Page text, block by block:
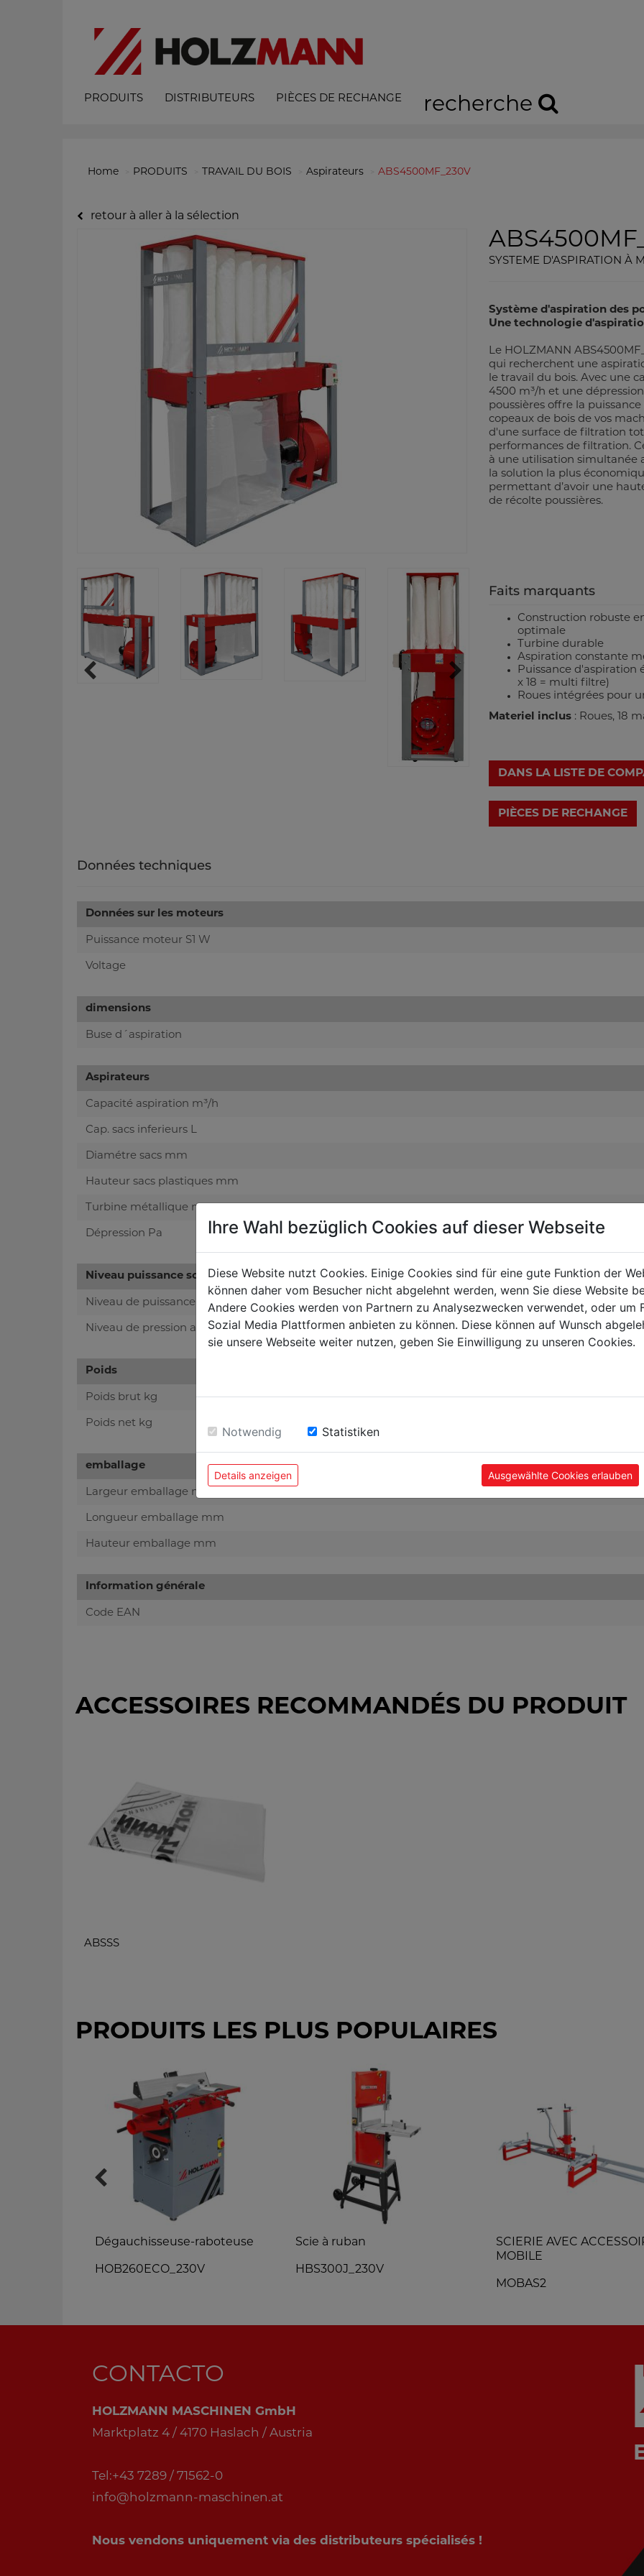
PRODUITS DISTRIBUTEURS PIÈCES DE RECHANGE recherche
Home PRODUITS TRAVAIL DU BOIS Aspirateurs ABS4500MF_230V
retour à aller à la sélection
SYSTEME D'ASPIRATION À
Système d'aspiration des
Une technologie
Le HOLZMANN
qui recherchent une
le travail du bois. Avec une
4500 m³/h et une
poussières offre la
copeaux de bois de vos
d'une surface de filtration
performances de filtration.
à une utilisation simultanée
la solution la plus
permettant d’avoir une
de récolte poussières.
Faits marquants
Construction robuste
optimale
Turbine durable
Aspiration constante
Puissance d'aspiration
x 18 = multi filtre)
Roues intégrées pour
Materiel inclus: Roues, 18
DANS LA LISTE DE
Données techniques
Données sur les moteurs
Puissance moteur S1 W
Voltage
dimensions
Buse d´aspiration
Aspirateurs
Capacité aspiration m³/h
Cap. sacs inferieurs L
Diamétre sacs mm
Hauteur sacs plastiques mm
Turbine métallique mm
Dépression Pa
Niveau puissance sonore- vibreur
Niveau de puissance sonore en dB
Niveau de pression acoustique en dB
Poids
Poids brut kg
Poids net kg
emballage
Largeur emballage mm
Longueur emballage mm
Hauteur emballage mm
Information générale
Code EAN
ACCESSOIRES RECOMMANDÉS DU PRODUIT
ABSSS
PRODUITS LES PLUS POPULAIRES
Dégauchisseuse-raboteuse
HOB260ECO_230V
Scie à ruban
HBS300J_230V
SCIERIE AVEC
MOBILE
MOBAS2
CONTACTO
HOLZMANN MASCHINEN GmbH
Marktplatz 4 / 4170 Haslach / Austria
Tel:+43 7289 / 71562-0
info@holzmann-maschinen.at
Nous vendons uniquement via des distributeurs spécialisés !
Ihre Wahl bezüglich Cookies auf dieser Webseite
Diese Website nutzt Cookies. Einige Cookies sind für eine gute Funktion der
können daher vom Besucher nicht abgelehnt werden, wenn Sie diese Website
Andere Cookies werden von Partnern zu Analysezwecken verwendet, oder um
Sozial Media Plattformen anbieten zu können. Diese können auf Wunsch
sie unsere Webseite weiter nutzen, geben Sie Einwilligung zu unseren Cookies.
Notwendig Statistiken
Details anzeigen Ausgewählte Cookies erlauben